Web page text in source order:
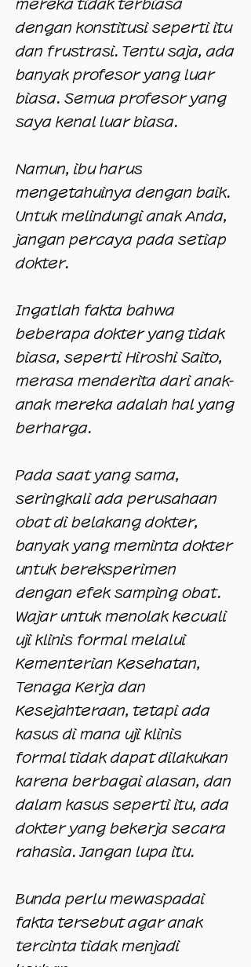
mereka tidak terbiasa
dengan konstitusi seperti itu
dan frustrasi. Tentu saja, ada
banyak profesor yang luar
biasa. Semua profesor yang
saya kenal luar biasa.
Namun, ibu harus
mengetahuinya dengan baik.
Untuk melindungi anak Anda,
jangan percaya pada setiap
dokter.
Ingatlah fakta bahwa
beberapa dokter yang tidak
biasa, seperti Hiroshi Saito,
merasa menderita dari anak-
anak mereka adalah hal yang
berharga.
Pada saat yang sama,
seringkali ada perusahaan
obat di belakang dokter,
banyak yang meminta dokter
untuk bereksperimen
dengan efek samping obat.
Wajar untuk menolak kecuali
uji klinis formal melalui
Kementerian Kesehatan,
Tenaga Kerja dan
Kesejahteraan, tetapi ada
kasus di mana uji klinis
formal tidak dapat dilakukan
karena berbagai alasan, dan
dalam kasus seperti itu, ada
dokter yang bekerja secara
rahasia. Jangan lupa itu.
Bunda perlu mewaspadai
fakta tersebut agar anak
tercinta tidak menjadi